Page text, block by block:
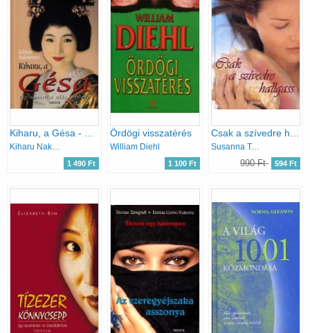
Kiharu Nakamura
1 490 Ft
Ördögi visszatérés
William Diehl
1 100 Ft
Susanna Tamaro
990 Ft 594 Ft